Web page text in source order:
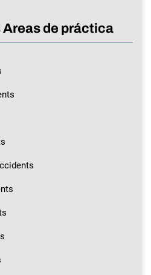
de práctica